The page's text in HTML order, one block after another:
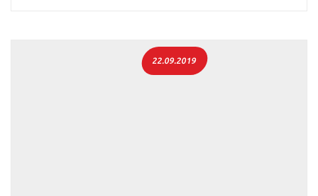
22.09.2019